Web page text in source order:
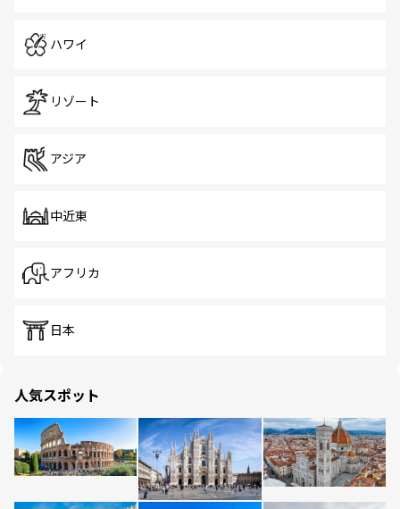
ハワイ
リゾート
アジア
中近東
アフリカ
日本
人気スポット